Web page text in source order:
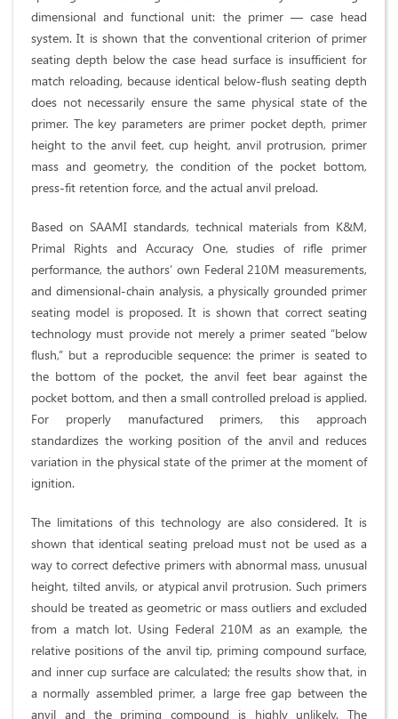
dimensional and functional unit: the primer — case head
system. It is shown that the conventional criterion of primer
seating depth below the case head surface is insufficient for
match reloading, because identical below-flush seating depth
does not necessarily ensure the same physical state of the
primer. The key parameters are primer pocket depth, primer
height to the anvil feet, cup height, anvil protrusion, primer
mass and geometry, the condition of the pocket bottom,
press-fit retention force, and the actual anvil preload.
Based on SAAMI standards, technical materials from K&M,
Primal Rights and Accuracy One, studies of rifle primer
performance, the authors’ own Federal 210M measurements,
and dimensional-chain analysis, a physically grounded primer
seating model is proposed. It is shown that correct seating
technology must provide not merely a primer seated “below
flush,” but a reproducible sequence: the primer is seated to
the bottom of the pocket, the anvil feet bear against the
pocket bottom, and then a small controlled preload is applied.
For properly manufactured primers, this approach
standardizes the working position of the anvil and reduces
variation in the physical state of the primer at the moment of
ignition.
The limitations of this technology are also considered. It is
shown that identical seating preload must not be used as a
way to correct defective primers with abnormal mass, unusual
height, tilted anvils, or atypical anvil protrusion. Such primers
should be treated as geometric or mass outliers and excluded
from a match lot. Using Federal 210M as an example, the
relative positions of the anvil tip, priming compound surface,
and inner cup surface are calculated; the results show that, in
a normally assembled primer, a large free gap between the
anvil and the priming compound is highly unlikely. The